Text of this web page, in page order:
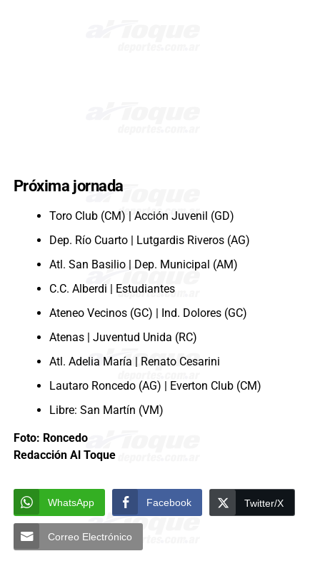
Próxima jornada
Toro Club (CM) | Acción Juvenil (GD)
Dep. Río Cuarto | Lutgardis Riveros (AG)
Atl. San Basilio | Dep. Municipal (AM)
C.C. Alberdi | Estudiantes
Ateneo Vecinos (GC) | Ind. Dolores (GC)
Atenas | Juventud Unida (RC)
Atl. Adelia María | Renato Cesarini
Lautaro Roncedo (AG) | Everton Club (CM)
Libre: San Martín (VM)
Foto: Roncedo
Redacción Al Toque
WhatsApp Facebook Twitter/X
Correo Electrónico